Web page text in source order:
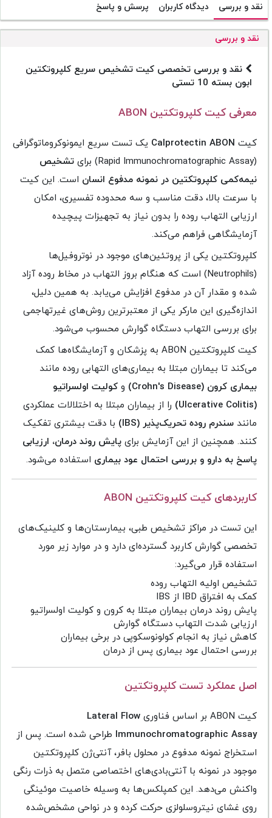
نقد و بررسی دیدگاه کاربران پرسش و پاسخ
نقد و بررسی
نقد و بررسی تخصصی کیت تشخیص سریع کلپروتکتین
ابون بسته 10 تستی
معرفی کیت کلپروتکتین ABON
کیت Calprotectin ABON یک تست سریع ایمونوکروماتوگرافی
(Rapid Immunochromatographic Assay) برای
تشخیص
نیمه‌کمی کلپروتکتین در نمونه مدفوع انسان است. این کیت
با سرعت بالا، دقت مناسب و سه محدوده تفسیری، امکان
ارزیابی التهاب روده را بدون نیاز به تجهیزات پیچیده
آزمایشگاهی فراهم می‌کند.
کلپروتکتین یکی از پروتئین‌های موجود در نوتروفیل‌ها
(Neutrophils) است که هنگام بروز التهاب در مخاط روده آزاد
شده و مقدار آن در مدفوع افزایش می‌یابد. به همین دلیل،
اندازه‌گیری این مارکر یکی از معتبرترین روش‌های غیرتهاجمی
برای بررسی التهاب دستگاه گوارش محسوب می‌شود.
کیت کلپروتکتین ABON به پزشکان و آزمایشگاه‌ها کمک
می‌کند تا بیماران مبتلا به بیماری‌های التهابی روده مانند
بیماری کرون (Crohn's Disease)
وکولیت اولسراتیو
(Ulcerative Colitis)
را از بیماران مبتلا به اختلالات عملکردی
مانندسندرم روده تحریک‌پذیر (IBS)
با دقت بیشتری تفکیک
کنند. همچنین از این آزمایش برایپایش روند درمان، ارزیابی
پاسخ به دارو و بررسی احتمال عود بیماری استفاده می‌شود.
کاربردهای کیت کلپروتکتین ABON
این تست در مراکز تشخیص طبی، بیمارستان‌ها و کلینیک‌های
تخصصی گوارش کاربرد گسترده‌ای دارد و در موارد زیر مورد
استفاده قرار می‌گیرد:
تشخیص اولیه التهاب روده
کمک به افتراق IBD از IBS
پایش روند درمان بیماران مبتلا به کرون و کولیت اولسراتیو
ارزیابی شدت التهاب دستگاه گوارش
کاهش نیاز به انجام کولونوسکوپی در برخی بیماران
بررسی احتمال عود بیماری پس از درمان
اصل عملکرد تست کلپروتکتین
کیت ABON بر اساس فناوری
Lateral Flow
Immunochromatographic Assay طراحی شده است. پس از
استخراج نمونه مدفوع در محلول بافر، آنتی‌ژن کلپروتکتین
موجود در نمونه با آنتی‌بادی‌های اختصاصی متصل به ذرات رنگی
واکنش می‌دهد. این کمپلکس‌ها به وسیله خاصیت موئینگی
روی غشای نیتروسلولزی حرکت کرده و در نواحی مشخص‌شده